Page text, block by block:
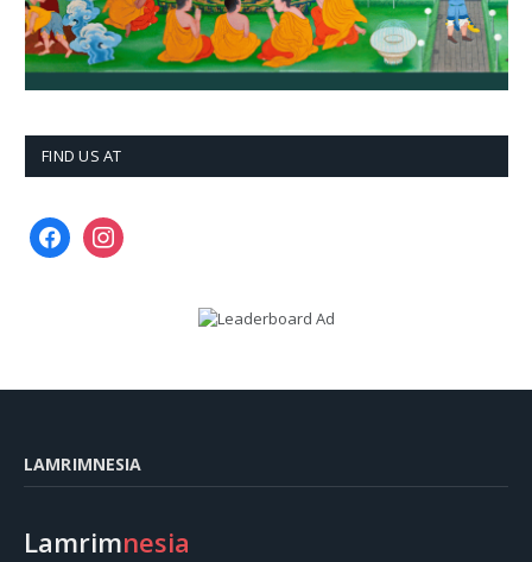
FIND US AT
facebookinstagram
LAMRIMNESIA
Lamrimnesia